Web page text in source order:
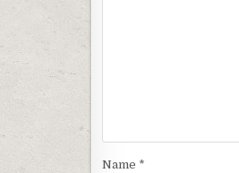
Name *